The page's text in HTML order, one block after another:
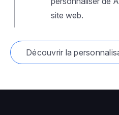
site web.
Découvrir la